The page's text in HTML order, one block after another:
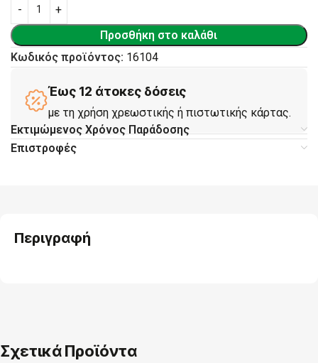
Προσθήκη στο καλάθι
Κωδικός προϊόντος: 16104
Έως 12 άτοκες δόσεις
με τη χρήση χρεωστικής ή πιστωτικής κάρτας.
Εκτιμώμενος Χρόνος Παράδοσης
Επιστροφές
Περιγραφή
Σχετικά Προϊόντα